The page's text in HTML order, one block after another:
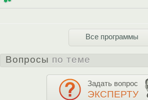
Все программы
Вопросы по теме
Задать вопрос
ЭКСПЕРТУ